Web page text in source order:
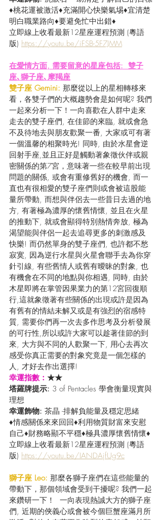
♦桃花運被激活♦充滿開心快樂氣埸♦宜清楚
明白職業路向♦要避免忙中出錯♦
立即線上收看最新12星座運程預測 (粵語
版) https://youtu.be/iFSB-5F7JMM
在愛情方面, 需要留意的星座包括:  雙子
座､獅子座､摩羯座
雙子座 Gemini: 那麼從以上的星相轉移來
看，各雙子們的大概趨勢會是如何呢? 我們
一起來分析一下！一向喜歡在人群中走來
走去的雙子座們, 在佳節的來臨, 就或會急
不及待地去與朋友歡聚一番, 大家或可有著
一個溫馨的相聚時光! 同時, 由於水星會逆
回射手座,並且正好是觸動著象徵伙伴或親
密關係的第7宮，意味著一些在較早前出現
問題的關係, 或會有重修舊好的機會, 而一
直也有很相愛的雙子座們則或會被這股能
量所帶動, 而想與伴侶去一些昔日去過的地
方, 有著極為濃厚的懷舊情懷, 並且在火星
的推動下, 就或會顯得特別熱情奔放, 極為
渴望能與伴侶一起去追尋更多的刺激感及
快樂! 而仍然單身的雙子座們, 也許都不愁
寂寞, 因為逆行水星與火星會聯手去為你穿
針引線, 有些舊情人或舊有曖昧的對象, 也
有機會在不同的地點與你相遇, 同時, 由於
木星即將在掌管因果業力的第12宮回復順
行,這就象徵著有些關係的出現或許是因為
有舊有的情結未解又或是有強烈的宿感特
質, 需要你們再一次去多作思考及分析發展
的可行性,所以或許大家可以趁著佳節的到
來, 大方與不同的人歡聚一下, 用心去再次
感受你真正需要的對象究竟是一個怎樣的
人, 才好去作出選擇!
幸運指數： ★★
塔羅牌提示: 3 of Pentacles 學會衡量現實與
理想
幸運飾物: 茶晶 -排解負能量及穩定思緒
♦情感關係來來回回♦利用物質財富來安慰
自己♦財務略顯不平穩♦極具濃厚懷舊情懷♦
立即線上收看最新12星座運程預測 (粵語
版) https://youtu.be/IANDAjfUg9c
獅子座 Leo: 那麼各獅子座們在這些能量的
帶動下，那個領域會受到干擾呢? 我們一起
來鑽研一下！  一向表現熱誠大方的獅子座
們, 近期的俠義心或會被今個巨蟹座滿月所